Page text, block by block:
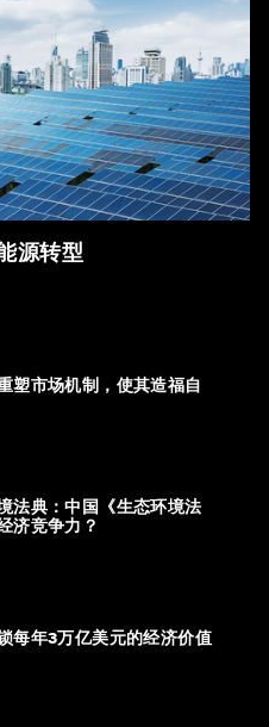
源转型
塑市场机制，使其造福自
法典：中国《生态环境法
济竞争力？
每年3万亿美元的经济价值